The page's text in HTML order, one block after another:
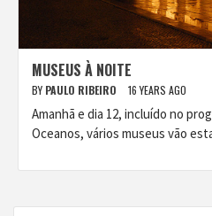
MUSEUS À NOITE
BY PAULO RIBEIRO 16 YEARS AGO
Amanhã e dia 12, incluído no
Oceanos, vários museus vão